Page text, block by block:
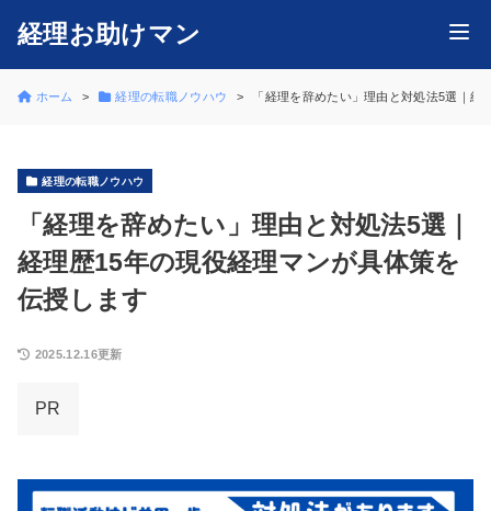
経理お助けマン
ホーム 経理の転職ノウハウ 「経理を辞めたい」理由と対処法5選｜
経理の転職ノウハウ
「経理を辞めたい」理由と対処法5選｜
経理歴15年の現役経理マンが具体策を
伝授します
2025.12.16更新
PR